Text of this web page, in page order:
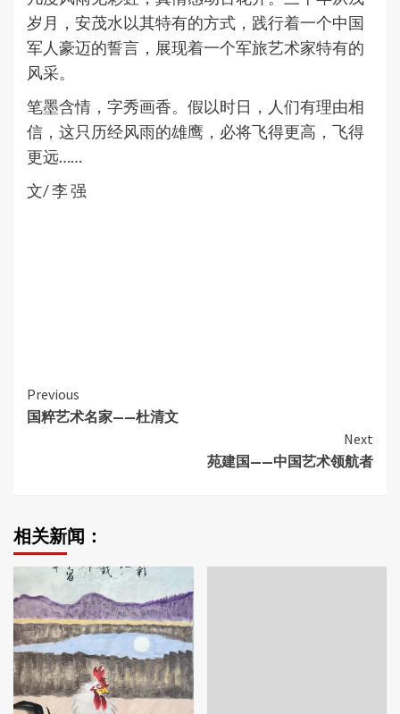
岁月，安茂水以其特有的方式，践行着一个中国
军人豪迈的誓言，展现着一个军旅艺术家特有的
风采。
笔墨含情，字秀画香。假以时日，人们有理由相
信，这只历经风雨的雄鹰，必将飞得更高，飞得
更远……
文/ 李 强
Continue
Reading
Previous
国粹艺术名家——杜清文
Next
苑建国——中国艺术领航者
相关新闻：